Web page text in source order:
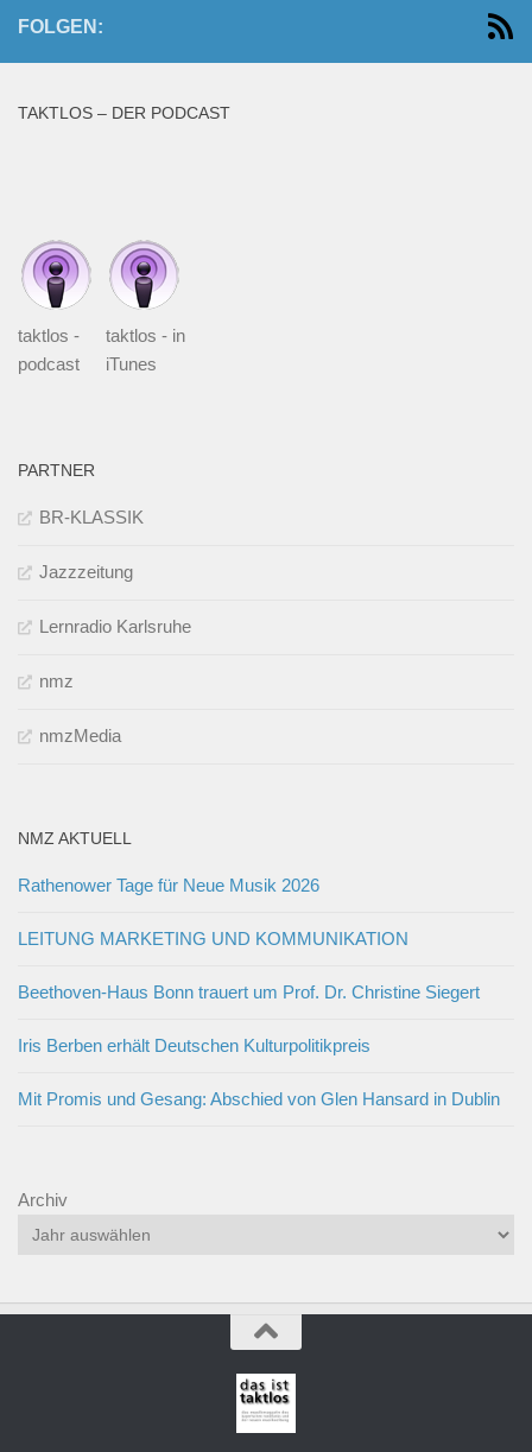
FOLGEN:
TAKTLOS – DER PODCAST
taktlos -
podcast
taktlos - in
iTunes
PARTNER
BR-KLASSIK
Jazzzeitung
Lernradio Karlsruhe
nmz
nmzMedia
NMZ AKTUELL
Rathenower Tage für Neue Musik 2026
LEITUNG MARKETING UND KOMMUNIKATION
Beethoven-Haus Bonn trauert um Prof. Dr. Christine Siegert
Iris Berben erhält Deutschen Kulturpolitikpreis
Mit Promis und Gesang: Abschied von Glen Hansard in Dublin
Archiv